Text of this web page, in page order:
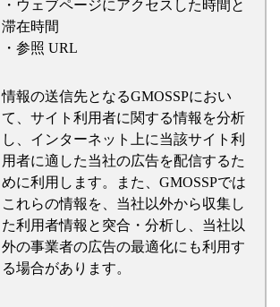
・ウェブページにアクセスした時間と
滞在時間
・参照 URL
情報の送信先となるGMOSSPにおい
て、サイト利用者に関する情報を分析
し、インターネット上に当該サイト利
用者に適した当社の広告を配信するた
めに利用します。また、GMOSSPでは
これらの情報を、当社以外から収集し
た利用者情報と突合・分析し、当社以
外の事業者の広告の最適化にも利用す
る場合があります。